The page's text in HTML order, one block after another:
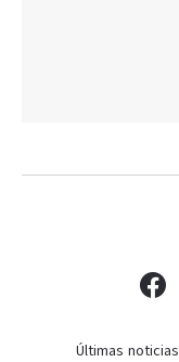
Últimas noticias